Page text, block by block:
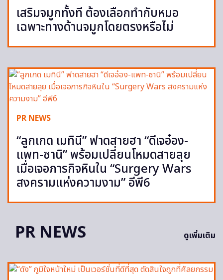
เสริมจมูกทั้งที ต้องเลือกทำกับหมอ
เฉพาะทางด้านจมูกโดยตรงหรือไม่
PR NEWS
“ลูกเกด เมทินี” ฟาดสายฮา “ดีเจอ๋อง-
แพท-ซานิ” พร้อมเปลี่ยนโหมดสายลุย
เมื่อเจอภารกิจหินใน “Surgery Wars
สงครามแห่งความงาม” อีพี6
PR NEWS ดูเพิ่มเติม